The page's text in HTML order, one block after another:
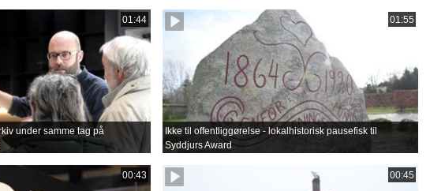
01:44
under samme tag på
01:55
Ikke til offentliggørelse - lokalhistorisk pausefisk til
Syddjurs Award
00:43 00:45